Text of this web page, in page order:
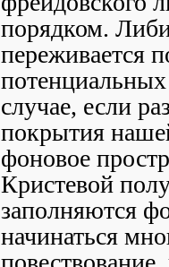
порядком.
переживается
случае, если
покрытия
фоновое
Кристевой
заполняются
начинаться